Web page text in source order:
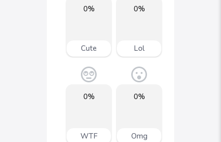
0%
Lol
0%
Cute
0%
Omg
0%
WTF